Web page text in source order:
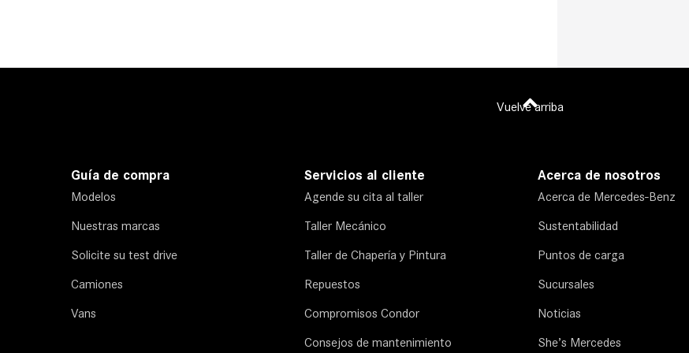
Vuelve arriba
Guía de compra
Modelos
Nuestras marcas
Solicite su test drive
Camiones
Vans
Servicios al cliente
Agende su cita al taller
Taller Mecánico
Taller de Chapería y Pintura
Repuestos
Compromisos Condor
Consejos de mantenimiento
Acerca de nosotros
Acerca de Mercedes-Benz
Sustentabilidad
Puntos de carga
Sucursales
Noticias
She’s Mercedes